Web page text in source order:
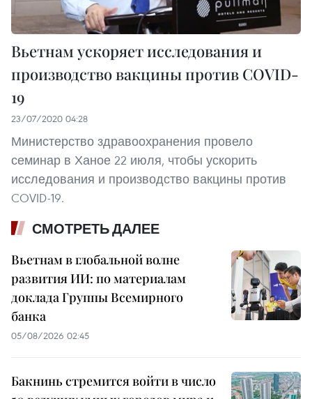
Вьетнам ускоряет исследования и
производство вакцины против COVID-
19
23/07/2020 04:28
Министерство здравоохранения провело
семинар в Ханое 22 июля, чтобы ускорить
исследования и производство вакцины против
COVID-19.
СМОТРЕТЬ ДАЛЕЕ
Вьетнам в глобальной волне
развития ИИ: по материалам
доклада Группы Всемирного
банка
05/08/2026 02:45
Бакнинь стремится войти в число